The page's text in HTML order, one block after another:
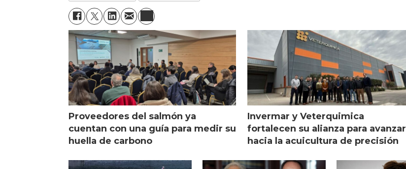
Proveedores del salmón ya
cuentan con una guía para medir su
huella de carbono
Invermar y Veterquimica
fortalecen su alianza para avanzar
hacia la acuicultura de precisión